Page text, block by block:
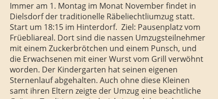
Immer am 1. Montag im Monat November findet in
Dielsdorf der traditionelle Räbeliechtliumzug statt.
Start um 18:15 im Hinterdorf. Ziel: Pausenplatz vom
Früebliareal. Dort sind die nassen Umzugsteilnehmer
mit einem Zuckerbrötchen und einem Punsch, und
die Erwachsenen mit einer Wurst vom Grill verwöhnt
worden. Der Kindergarten hat seinen eigenen
Sternenlauf abgehalten. Auch ohne diese Kleinen
samt ihren Eltern zeigte der Umzug eine beachtliche